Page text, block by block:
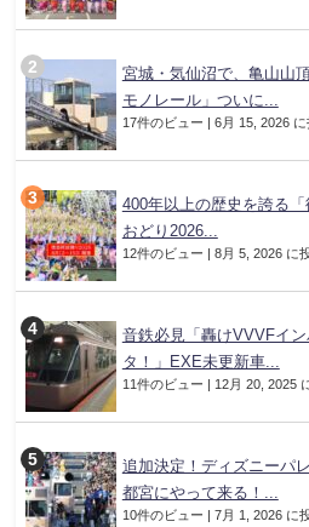
宮城・気仙沼で、亀山山
モノレール」ついに...
17件のビュー | 6月 15, 2026
400年以上の歴史を誇る「
おどり2026...
12件のビュー | 8月 5, 2026 に
音鉄必見「轟けVVVFイン
タ！」EXE未更新車...
11件のビュー | 12月 20, 2025
追加決定！ディズニーパ
都宮にやって来る！...
10件のビュー | 7月 1, 2026 に